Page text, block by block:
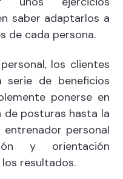
saber adaptarlos a
de cada persona.
los clientes
serie de beneficios
ponerse en
de posturas hasta la
entrenador personal
y orientación
resultados.